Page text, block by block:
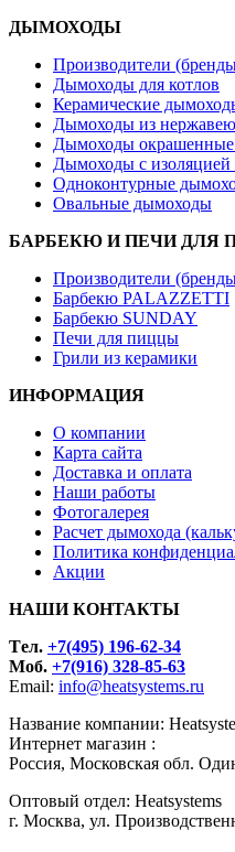
ДЫМОХОДЫ
Производители
Дымоходы для котлов
Керамические
Дымоходы из
Дымоходы окрашенные
Дымоходы с изоляцией
Одноконтурные
Овальные дымоходы
БАРБЕКЮ И ПЕЧИ ДЛЯ
Производители
Барбекю PALAZZETTI
Барбекю SUNDAY
Печи для пиццы
Грили из керамики
ИНФОРМАЦИЯ
О компании
Карта сайта
Доставка и оплата
Наши работы
Фотогалерея
Расчет дымохода
Политика
Акции
НАШИ КОНТАКТЫ
Tел. +7(495) 196-62-34
Моб. +7(916) 328-85-63
Email: info@heatsystems.ru
Название компании:
Интернет магазин :
Россия, Московская обл.
Оптовый отдел: Heatsystems
г. Москва, ул.